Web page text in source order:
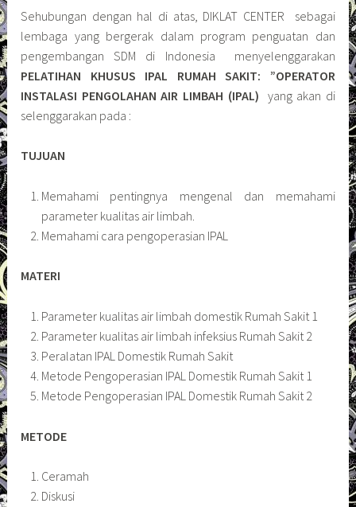
Sehubungan dengan hal di atas, DIKLAT CENTER sebagai
lembaga yang bergerak dalam program penguatan dan
pengembangan SDM di Indonesia menyelenggarakan
PELATIHAN KHUSUS IPAL RUMAH SAKIT: ”OPERATOR
INSTALASI PENGOLAHAN AIR LIMBAH (IPAL) yang akan di
selenggarakan pada :
TUJUAN
Memahami pentingnya mengenal dan memahami
parameter kualitas air limbah.
Memahami cara pengoperasian IPAL
MATERI
Parameter kualitas air limbah domestik Rumah Sakit 1
Parameter kualitas air limbah infeksius Rumah Sakit 2
Peralatan IPAL Domestik Rumah Sakit
Metode Pengoperasian IPAL Domestik Rumah Sakit 1
Metode Pengoperasian IPAL Domestik Rumah Sakit 2
METODE
Ceramah
Diskusi